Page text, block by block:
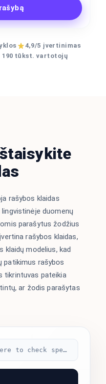
4,9/5 įvertinimas
190 tūkst. vartotojų
rašybos klaidas
duomenų
parašytus žodžius
rašybos klaidas,
klaidų modelius, kad
patikimus rašybos
tikrintuvas pateikia
ar žodis parašytas
Paste your text here to check spelling...